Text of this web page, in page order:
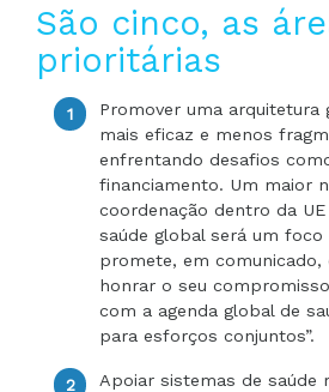
São cinco, as
prioritárias
Promover uma arquitetura
mais eficaz e menos
enfrentando desafios
financiamento. Um maior
coordenação dentro da
saúde global será um foco
promete, em comunicado,
honrar o seu
com a agenda global de
para esforços conjuntos”.
Apoiar sistemas de saúde